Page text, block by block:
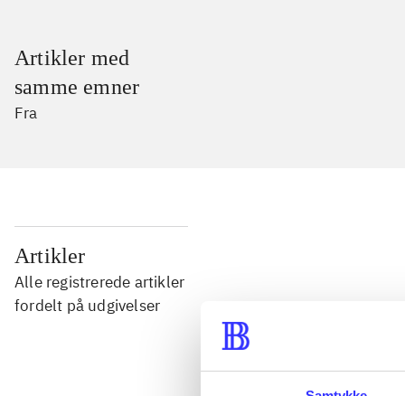
Artikler med
samme emner
Fra
Artikler
Alle registrerede artikler
fordelt på udgivelser